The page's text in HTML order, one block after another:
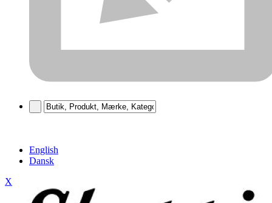
English
Dansk
X